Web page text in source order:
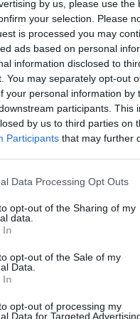
by us, please use the
your selection. Please
is processed you may
ads based on personal
information disclosed to
You may separately opt-out
your personal information by
participants. This
by us to third parties on
Participants that may further
Data Processing Opt Outs
opt-out of the Sharing of my
data.
In
opt-out of the Sale of my
Data.
In
opt-out of processing my
Data for Targeted
ante el
para enfrentar al
pero antes deberá